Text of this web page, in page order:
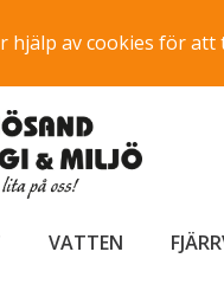
hjälp av cookies för
VATTEN